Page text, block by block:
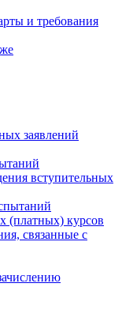
и требования
заявлений
вступительных
(платных) курсов
связанные с